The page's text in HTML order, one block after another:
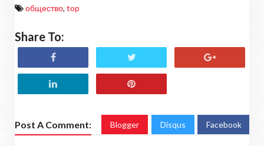
общество, top
Share To:
Post A Comment: Blogger Disqus Facebook